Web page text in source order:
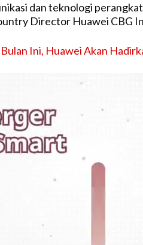
dan teknologi
Director Huawei CBG
Ini, Huawei Akan